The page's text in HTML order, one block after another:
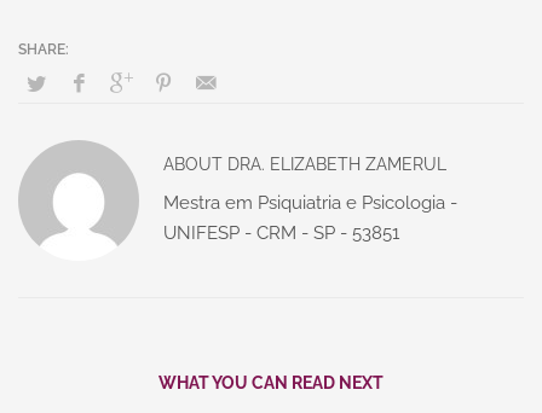
ABOUT DRA. ELIZABETH ZAMERUL
Mestra em Psiquiatria e Psicologia -
UNIFESP - CRM - SP - 53851
WHAT YOU CAN READ NEXT